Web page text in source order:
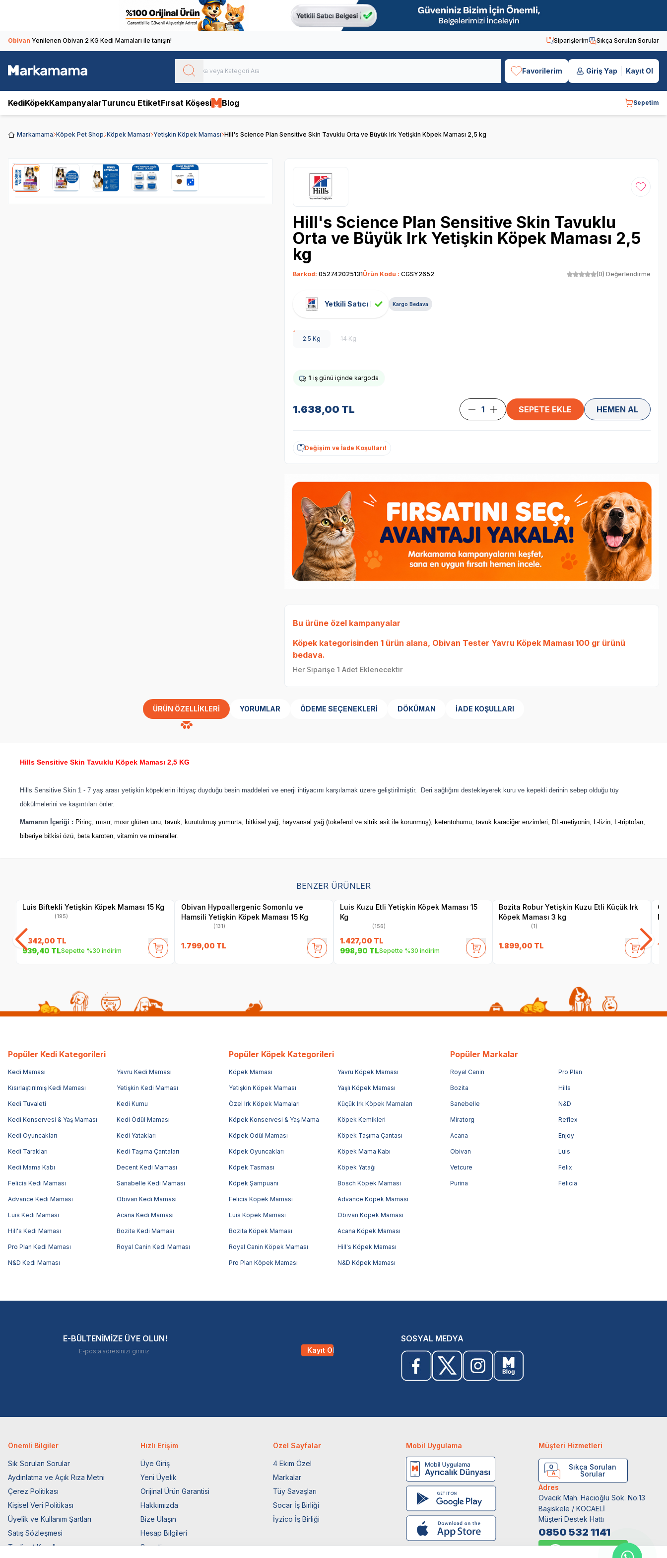
Obivan Yenilenen Obivan 2 KG Kedi Mamaları ile tanışın! Siparişlerim Sıkça Sorulan Sorular
Favorilerim Giriş Yap Kayıt Ol
KediKöpekKampanyalarTuruncu EtiketFırsat Köşesi Blog Sepetim
Markamama Köpek Pet Shop Köpek Maması Yetişkin Köpek Maması Hill's Science Plan Sensitive Skin Tavuklu Orta ve Büyük Irk Yetişkin Köpek Maması 2,5 kg
Favoriye
Hill's Science Plan Sensitive Skin Tavuklu
Orta ve Büyük Irk Yetişkin Köpek Maması 2,5
kg
Barkod: 052742025131Ürün Kodu : CGSY2652 (0) Değerlendirme
Yetkili Satıcı Kargo Bedava
2.5 Kg 14 Kg
1 iş günü içinde kargoda
1.638,00 TL SEPETE EKLE HEMEN AL
Değişim ve İade Koşulları!
Bu ürüne özel kampanyalar
Köpekkategorisinden 1 ürün alana, Obivan Tester Yavru Köpek Maması 100 gr ürünü
bedava.
Her Siparişe 1 Adet Eklenecektir
ÜRÜN ÖZELLIKLERI YORUMLAR ÖDEME SEÇENEKLERI DÖKÜMAN İADE KOŞULLARI
Hills Sensitive Skin Tavuklu Köpek Maması 2,5 KG
Hills Sensitive Skin 1 - 7 yaş arası yetişkin köpeklerin ihtiyaç duyduğu besin maddeleri ve enerji ihtiyacını karşılamak üzere geliştirilmiştir. Deri sağlığını destekleyerek kuru ve kepekli derinin sebep olduğu tüy
dökülmelerini ve kaşıntıları önler.
Mamanın İçeriği : Pirinç, mısır, mısır glüten unu, tavuk, kurutulmuş yumurta, bitkisel yağ, hayvansal yağ (tokeferol ve sitrik asit ile korunmuş), ketentohumu, tavuk karaciğer enzimleri, DL-metiyonin, L-lizin, L-triptofan,
biberiye bitkisi özü, beta karoten, vitamin ve mineraller.
BENZER ÜRÜNLER
Luis Biftekli Yetişkin Köpek Maması 15 Kg
(195)
1.342,00 TL
939,40 TLSepette %30 indirim
Obivan Hypoallergenic Somonlu ve
Hamsili Yetişkin Köpek Maması 15 Kg
(131)
1.799,00 TL
Luis Kuzu Etli Yetişkin Köpek Maması 15
Kg
(156)
1.427,00 TL
998,90 TLSepette %30 indirim
Bozita Robur Yetişkin Kuzu Etli Küçük Irk
Köpek Maması 3 kg
(1)
1.899,00 TL
Popüler Kedi Kategorileri
Kedi Maması Yavru Kedi Maması
Kısırlaştırılmış Kedi Maması Yetişkin Kedi Maması
Kedi Tuvaleti Kedi Kumu
Kedi Konservesi & Yaş Maması Kedi Ödül Maması
Kedi Oyuncakları Kedi Yatakları
Kedi Tarakları Kedi Taşıma Çantaları
Kedi Mama Kabı Decent Kedi Maması
Felicia Kedi Maması Sanabelle Kedi Maması
Advance Kedi Maması Obivan Kedi Maması
Luis Kedi Maması Acana Kedi Maması
Hill's Kedi Maması Bozita Kedi Maması
Pro Plan Kedi Maması Royal Canin Kedi Maması
N&D Kedi Maması
Popüler Köpek Kategorileri
Köpek Maması Yavru Köpek Maması
Yetişkin Köpek Maması Yaşlı Köpek Maması
Özel Irk Köpek Mamaları Küçük Irk Köpek Mamaları
Köpek Konservesi & Yaş Mama Köpek Kemikleri
Köpek Ödül Maması Köpek Taşıma Çantası
Köpek Oyuncakları Köpek Mama Kabı
Köpek Tasması Köpek Yatağı
Köpek Şampuanı Bosch Köpek Maması
Felicia Köpek Maması Advance Köpek Maması
Luis Köpek Maması Obivan Köpek Maması
Bozita Köpek Maması Acana Köpek Maması
Royal Canin Köpek Maması Hill's Köpek Maması
Pro Plan Köpek Maması N&D Köpek Maması
Popüler Markalar
Royal Canin Pro Plan
Bozita Hills
Sanebelle N&D
Miratorg Reflex
Acana Enjoy
Obivan Luis
Vetcure Felix
Purina Felicia
E-BÜLTENİMİZE ÜYE OLUN!
Kayıt Ol
SOSYAL MEDYA
Önemli Bilgiler
Sık Sorulan Sorular
Aydınlatma ve Açık Rıza Metni
Çerez Politikası
Kişisel Veri Politikası
Üyelik ve Kullanım Şartları
Satış Sözleşmesi
Teslimat Koşulları
Hızlı Erişim
Üye Giriş
Yeni Üyelik
Orijinal Ürün Garantisi
Hakkımızda
Bize Ulaşın
Hesap Bilgileri
Sepetim
Özel Sayfalar
4 Ekim Özel
Markalar
Tüy Savaşları
Socar İş Birliği
İyzico İş Birliği
Mobil Uygulama Müşteri Hizmetleri
Sıkça Sorulan
Sorular
Adres
Ovacık Mah. Hacıoğlu Sok. No:13
Başiskele / KOCAELİ
Müşteri Destek Hattı
0850 532 1141
WhatsApp Destek
0554 871 66 20